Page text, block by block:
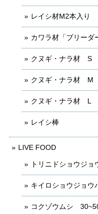
レイシ材M2本入り
カワラ材「ブリーダ
クヌギ・ナラ材 S
クヌギ・ナラ材 M
クヌギ・ナラ材 L
レイシ棒
LIVE FOOD
トリニドショウジョ
キイロショウジョウ
コクゾウムシ